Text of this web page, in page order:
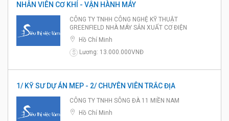
NHÂN VIÊN CƠ KHÍ - VẬN HÀNH MÁY
CÔNG TY TNHH CÔNG NGHỆ KỸ THUẬT
GREENFIELD NHÀ MÁY SẢN XUẤT CƠ ĐIỆN
Hồ Chí Minh
$
Lương: 13.000.000VNĐ
1/ KỸ SƯ DỰ ÁN MEP - 2/ CHUYÊN VIÊN TRẮC ĐỊA
CÔNG TY TNHH SÔNG ĐÀ 11 MIỀN NAM
Hồ Chí Minh